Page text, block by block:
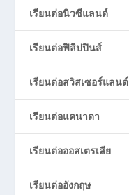
เรียนต่อนิวซีแลนด์
เรียนต่อฟิลิปปินส์
เรียนต่อสวิสเซอร์แลนด์
เรียนต่อแคนาดา
เรียนต่อออสเตรเลีย
เรียนต่ออังกฤษ